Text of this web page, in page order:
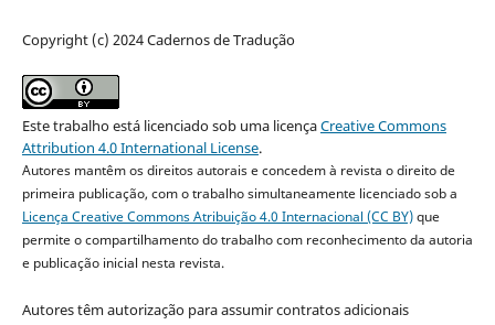
Copyright (c) 2024 Cadernos de Tradução
Este trabalho está licenciado sob uma licençaCreative Commons
Attribution 4.0 International License.
Autores mantêm os direitos autorais e concedem à revista o direito de
primeira publicação, com o trabalho simultaneamente licenciado sob a
Licença Creative Commons Atribuição 4.0 Internacional (CC BY)que
permite o compartilhamento do trabalho com reconhecimento da autoria
e publicação inicial nesta revista.
Autores têm autorização para assumir contratos adicionais